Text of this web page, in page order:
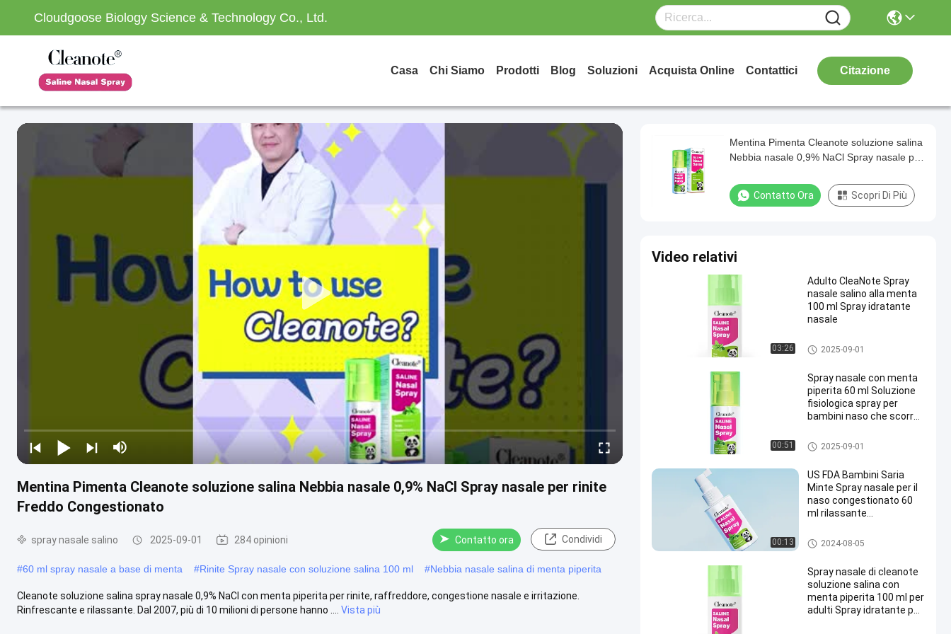
Cloudgoose Biology Science & Technology Co., Ltd.
Casa Chi Siamo Prodotti Blog Soluzioni Acquista Online Contattici Citazione
Mentina Pimenta Cleanote soluzione salina Nebbia nasale 0,9% NaCl Spray nasale per rinite
Freddo Congestionato
spray nasale salino 2025-09-01 284 opinioni Contatto ora Condividi
#60 ml spray nasale a base di menta #Rinite Spray nasale con soluzione salina 100 ml #Nebbia nasale salina di menta piperita
Cleanote soluzione salina spray nasale 0,9% NaCl con menta piperita per rinite, raffreddore, congestione nasale e irritazione.
Rinfrescante e rilassante. Dal 2007, più di 10 milioni di persone hanno ....
Vista più
Mentina Pimenta Cleanote soluzione salina
Nebbia nasale 0,9% NaCl Spray nasale per
Contatto Ora Scopri Di Più
Video relativi
03:26
Adulto CleaNote Spray
nasale salino alla menta
100 ml Spray idratante
nasale
spray nasale salino
2025-09-01
00:51
Spray nasale con menta
piperita 60 ml Soluzione
fisiologica spray per
bambini naso che scorre
dolce
spray nasale salino
2025-09-01
00:13
US FDA Bambini Saria
Minte Spray nasale per il
naso congestionato 60
ml rilassante
Spray nasale per la congestion
e
2024-08-05
Spray nasale di cleanote
soluzione salina con
menta piperita 100 ml per
adulti Spray idratante per